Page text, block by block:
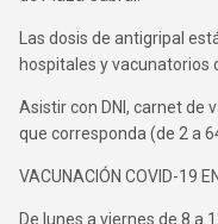
Las dosis de antigripal
hospitales y vacunatorios
Asistir con DNI, carnet de
que corresponda (de 2 a
VACUNACIÓN COVID-19
De lunes a viernes de 8 a